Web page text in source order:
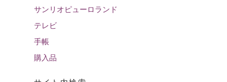
サンリオピューロランド
テレビ
手帳
購入品